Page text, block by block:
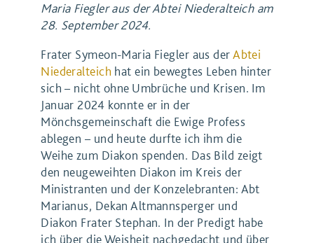
Maria Fiegler aus der Abtei Niederalteich am
28. September 2024.
Frater Symeon-Maria Fiegler aus derAbtei
Niederalteich hat ein bewegtes Leben hinter
sich – nicht ohne Umbrüche und Krisen. Im
Januar 2024 konnte er in der
Mönchsgemeinschaft die Ewige Profess
ablegen – und heute durfte ich ihm die
Weihe zum Diakon spenden. Das Bild zeigt
den neugeweihten Diakon im Kreis der
Ministranten und der Konzelebranten: Abt
Marianus, Dekan Altmannsperger und
Diakon Frater Stephan. In der Predigt habe
ich über die Weisheit nachgedacht und über